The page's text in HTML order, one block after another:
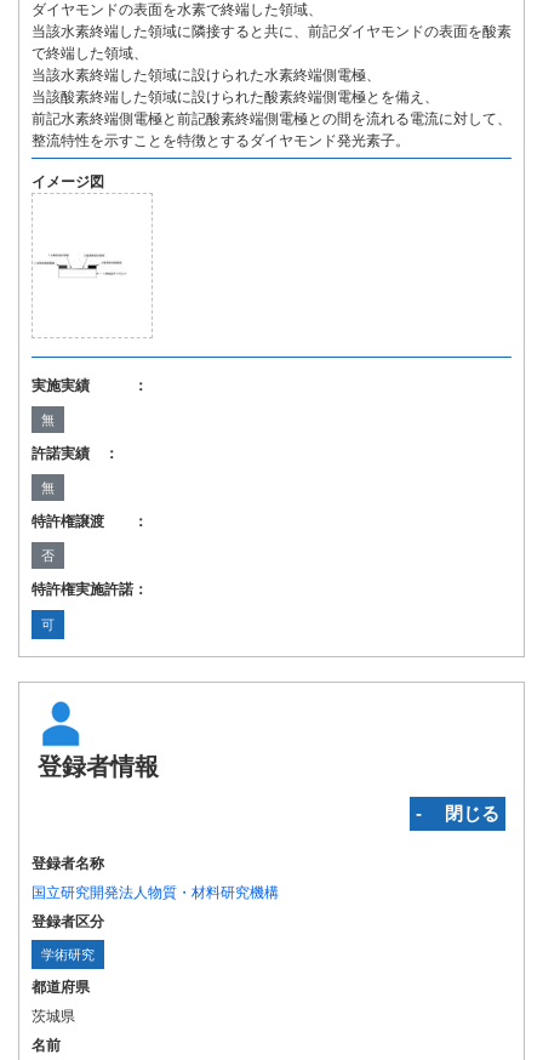
ダイヤモンドの表面を水素で終端した領域、
当該水素終端した領域に隣接すると共に、前記ダイヤモンドの表面を酸素
で終端した領域、
当該水素終端した領域に設けられた水素終端側電極、
当該酸素終端した領域に設けられた酸素終端側電極とを備え、
前記水素終端側電極と前記酸素終端側電極との間を流れる電流に対して、
整流特性を示すことを特徴とするダイヤモンド発光素子。
イメージ図
実施実績 ：
無
許諾実績 ：
無
特許権譲渡 ：
否
特許権実施許諾：
可
登録者情報
‐ 閉じる
登録者名称
国立研究開発法人物質・材料研究機構
登録者区分
学術研究
都道府県
茨城県
名前